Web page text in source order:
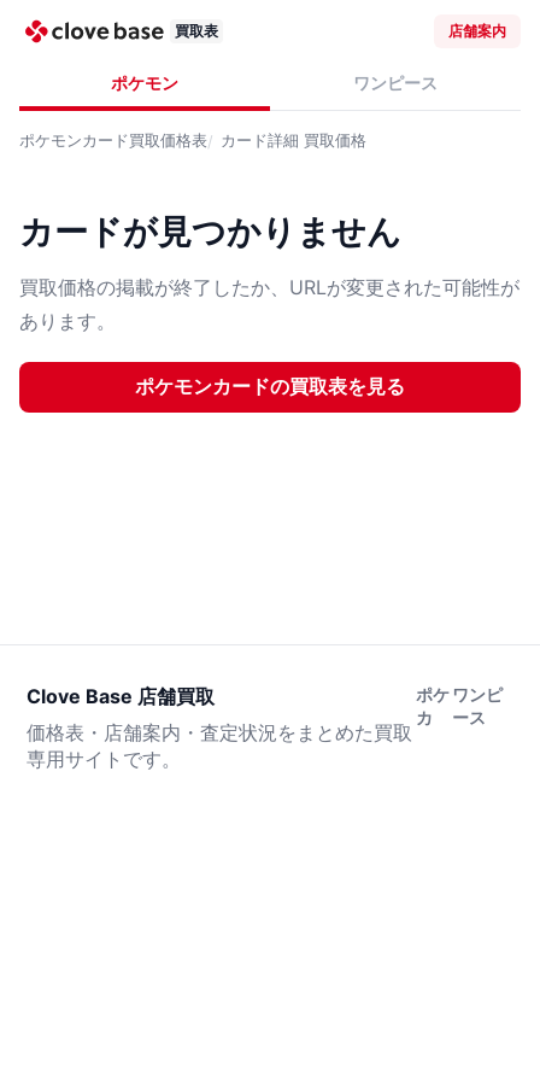
買取表 店舗案内
ポケモン ワンピース
ポケモンカード買取価格表 カード詳細 買取価格
カードが見つかりません
買取価格の掲載が終了したか、URLが変更された可能性が
あります。
ポケモンカードの買取表を見る
Clove Base 店舗買取
価格表・店舗案内・査定状況をまとめた買取
専用サイトです。
ポケ
カ
ワンピ
ース